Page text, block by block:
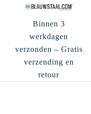
Binnen 3
werkdagen
verzonden – Gratis
verzending en
retour